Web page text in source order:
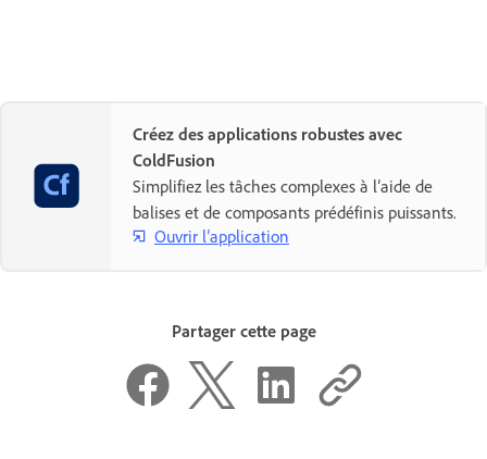
Créez des applications robustes avec
ColdFusion
Simplifiez les tâches complexes à l’aide de
balises et de composants prédéfinis puissants.
Ouvrir l’application
Partager cette page